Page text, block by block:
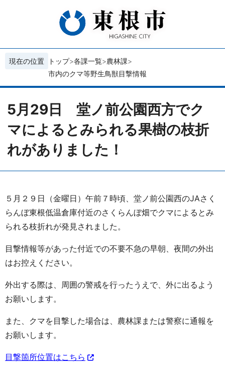
現在の位置 トップ 各課一覧 農林課
市内のクマ等野生鳥獣目撃情報
5月29日 堂ノ前公園西方でク
マによるとみられる果樹の枝折
れがありました！
５月２９日（金曜日）午前７時頃、堂ノ前公園西のJAさく
らんぼ東根低温倉庫付近のさくらんぼ畑でクマによるとみ
られる枝折れが発見されました。
目撃情報等があった付近での不要不急の早朝、夜間の外出
はお控えください。
外出する際は、周囲の警戒を行ったうえで、外に出るよう
お願いします。
また、クマを目撃した場合は、農林課または警察に通報を
お願いします。
目撃箇所位置はこちら